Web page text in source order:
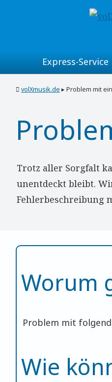
Express-Service
für Musikanten
für Musikgruppen-Vertreter
für musikantenfreundl. Wirte
volXmusik.de ▸ Problem mit
Trotz aller Sorgfalt
unentdeckt bleibt.
Fehlerbeschreibung
Worum
Problem mit
Wie